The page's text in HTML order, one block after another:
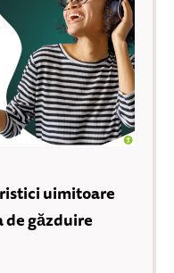
uimitoare
găzduire